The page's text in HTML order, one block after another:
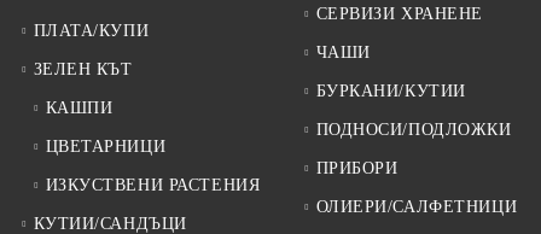
ПЛАТА/КУПИ
ЗЕЛЕН КЪТ
КАШПИ
ЦВЕТАРНИЦИ
ИЗКУСТВЕНИ РАСТЕНИЯ
КУТИИ/САНДЪЦИ
СЕРВИЗИ ХРАНЕНЕ
ЧАШИ
БУРКАНИ/КУТИИ
ПОДНОСИ/ПОДЛОЖКИ
ПРИБОРИ
ОЛИЕРИ/САЛФЕТНИЦИ